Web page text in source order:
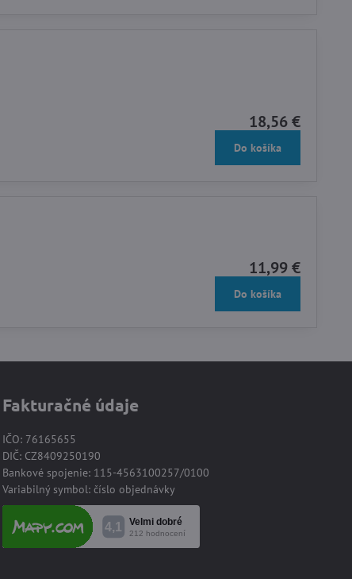
18,56 €
Do košíka
11,99 €
Do košíka
Fakturačné údaje
IČO: 76165655
DIČ: CZ8409250190
Bankové spojenie: 115-4563100257/0100
Variabilný symbol: číslo objednávky